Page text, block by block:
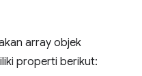
array objek
properti berikut: